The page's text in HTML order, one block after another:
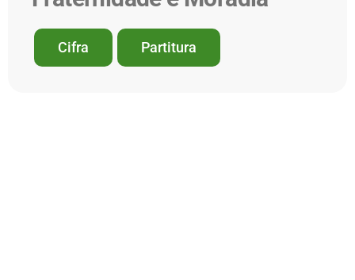
Cifra Partitura